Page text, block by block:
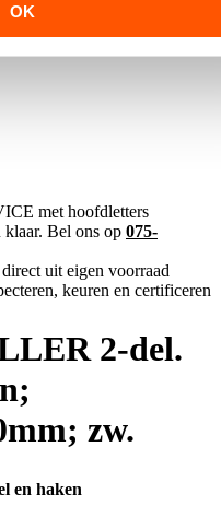
OK
met hoofdletters
Bel ons op 075-
uit eigen voorraad
keuren en certificeren
2-del.
zw.
en haken